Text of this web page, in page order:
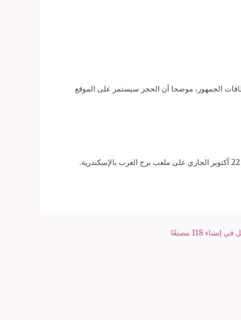
يصل إلى 15 ألف تذكرة مخصصة لغير حاملي بطاقات الجمهور، موضحا أن الحجز سيستمر على الموقع
118 مصنعًا